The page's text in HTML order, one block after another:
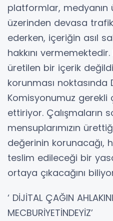
platformlar, medyanın
üzerinden devasa
ederken, içeriğin asıl
hakkını
üretilen bir içerik
korunması noktasında
Komisyonumuz gerekli
ettiriyor. Çalışmaların
mensuplarımızın
değerinin korunacağı,
teslim edileceği bir
ortaya çıkacağını
‘ DİJİTAL ÇAĞIN
MECBURİYETİNDEYİZ’